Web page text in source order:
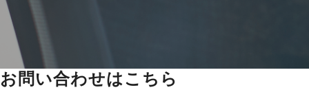
お問い合わせはこちら